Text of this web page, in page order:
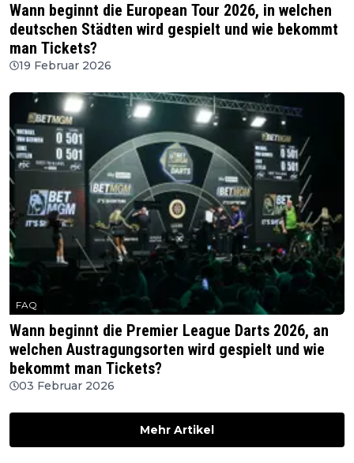
Wann beginnt die European Tour 2026, in welchen
deutschen Städten wird gespielt und wie bekommt
man Tickets?
19 Februar 2026
FAQ
Wann beginnt die Premier League Darts 2026, an
welchen Austragungsorten wird gespielt und wie
bekommt man Tickets?
03 Februar 2026
Mehr Artikel